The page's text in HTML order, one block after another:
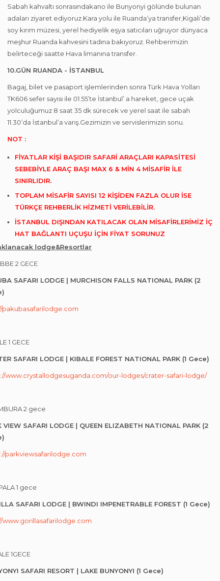
Sabah kahvaltı sonrasındakano ile Bunyonyi gölünde bulunan
adaları ziyaret ediyoruz.Kara yolu ile Ruanda’ya transfer,Kigali’de
soy kırım müzesi, yerel hediyelik eşya satıcıları uğruyor dünyaca
meşhur Ruanda kahvesini tadına bakıyoruz. Rehberimizin
belirteceği saatte Hava limanına transfer.
10.GÜN RUANDA - İSTANBUL
Bagaj, bilet ve pasaport işlemlerinden sonra Türk Hava Yolları
TK606 sefer sayısı ile 01.55’te İstanbul’ a hareket, gece uçak
yolculuğumuz 8 saat 35 dk sürecek ve yerel saat ile sabah
11.30’da İstanbul’a varış.Gezimizin ve servislerimizin sonu.
NOT :
FİYATLAR KİŞİ BAŞIDIR SAFARİ ARAÇLARI KAPASİTESİ
SEBEBİYLE ARAÇ BAŞI MAX 6 & MİN 4 MİSAFİR İLE
SINIRLIDIR.
TOPLAM MİSAFİR SAYISI 12 KİŞİDEN FAZLA OLUR İSE
TÜRKÇE REHBERLİK HİZMETİ VERİLEBİLİR.
İSTANBUL DIŞINDAN KATILACAK OLAN MİSAFİRLERİMİZ İÇ
HAT BAĞLANTI UÇUŞU İÇİN FİYAT SORUNUZ
lodge&Resortlar
2 GECE
SAFARI LODGE | MURCHISON FALLS NATIONAL PARK (2
pakubasafarilodge.com
1 GECE
SAFARI LODGE | KIBALE FOREST NATIONAL PARK (1 Gece)
www.crystallodgesuganda.com/our-lodges/crater-safari-lodge/
2 gece
VIEW SAFARI LODGE | QUEEN ELIZABETH NATIONAL PARK (2
parkviewsafarilodge.com
1 gece
SAFARI LODGE | BWINDI IMPENETRABLE FOREST (1 Gece)
www.gorillasafarilodge.com
1GECE
SAFARI RESORT | LAKE BUNYONYI (1 Gece)